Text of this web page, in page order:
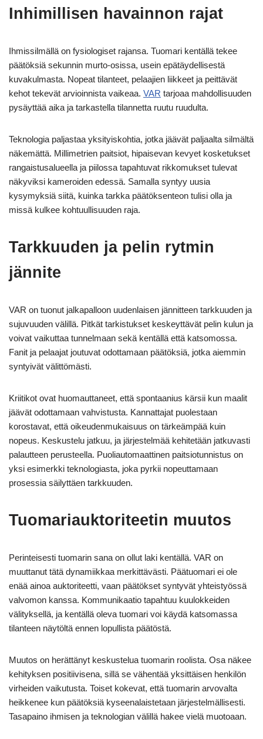
Inhimillisen havainnon rajat
Ihmissilmällä on fysiologiset rajansa. Tuomari kentällä tekee
päätöksiä sekunnin murto-osissa, usein epätäydellisestä
kuvakulmasta. Nopeat tilanteet, pelaajien liikkeet ja peittävät
kehot tekevät arvioinnista vaikeaa. VAR tarjoaa mahdollisuuden
pysäyttää aika ja tarkastella tilannetta ruutu ruudulta.
Teknologia paljastaa yksityiskohtia, jotka jäävät paljaalta silmältä
näkemättä. Millimetrien paitsiot, hipaisevan kevyet kosketukset
rangaistusalueella ja piilossa tapahtuvat rikkomukset tulevat
näkyviksi kameroiden edessä. Samalla syntyy uusia
kysymyksiä siitä, kuinka tarkka päätöksenteon tulisi olla ja
missä kulkee kohtuullisuuden raja.
Tarkkuuden ja pelin rytmin
jännite
VAR on tuonut jalkapalloon uudenlaisen jännitteen tarkkuuden ja
sujuvuuden välillä. Pitkät tarkistukset keskeyttävät pelin kulun ja
voivat vaikuttaa tunnelmaan sekä kentällä että katsomossa.
Fanit ja pelaajat joutuvat odottamaan päätöksiä, jotka aiemmin
syntyivät välittömästi.
Kriitikot ovat huomauttaneet, että spontaanius kärsii kun maalit
jäävät odottamaan vahvistusta. Kannattajat puolestaan
korostavat, että oikeudenmukaisuus on tärkeämpää kuin
nopeus. Keskustelu jatkuu, ja järjestelmää kehitetään jatkuvasti
palautteen perusteella. Puoliautomaattinen paitsiotunnistus on
yksi esimerkki teknologiasta, joka pyrkii nopeuttamaan
prosessia säilyttäen tarkkuuden.
Tuomariauktoriteetin muutos
Perinteisesti tuomarin sana on ollut laki kentällä. VAR on
muuttanut tätä dynamiikkaa merkittävästi. Päätuomari ei ole
enää ainoa auktoriteetti, vaan päätökset syntyvät yhteistyössä
valvomon kanssa. Kommunikaatio tapahtuu kuulokkeiden
välityksellä, ja kentällä oleva tuomari voi käydä katsomassa
tilanteen näytöltä ennen lopullista päätöstä.
Muutos on herättänyt keskustelua tuomarin roolista. Osa näkee
kehityksen positiivisena, sillä se vähentää yksittäisen henkilön
virheiden vaikutusta. Toiset kokevat, että tuomarin arvovalta
heikkenee kun päätöksiä kyseenalaistetaan järjestelmällisesti.
Tasapaino ihmisen ja teknologian välillä hakee vielä muotoaan.